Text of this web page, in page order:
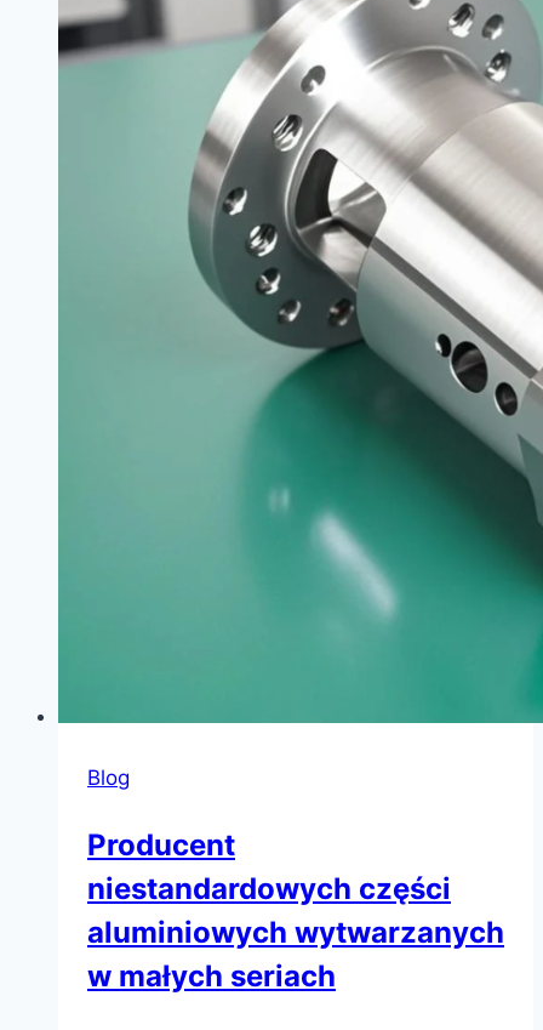
Blog
Producent
niestandardowych części
aluminiowych wytwarzanych
w małych seriach